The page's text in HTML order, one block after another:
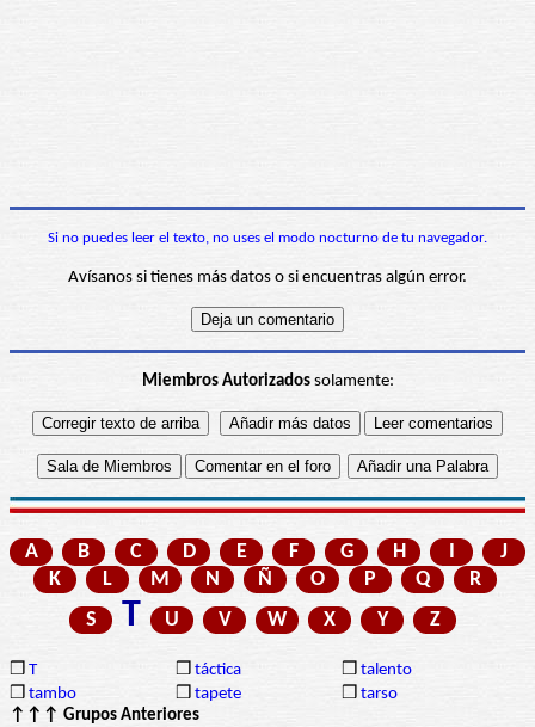
Si no puedes leer el texto, no uses el modo nocturno de tu navegador.
Avísanos si tienes más datos o si encuentras algún error.
Miembros Autorizadossolamente:
A B C D E F G H I
J
K
L M N Ñ O P Q
R
S
T U V W X Y Z
❒ T ❒ táctica ❒ talento
❒ tambo ❒ tapete ❒ tarso
↑↑↑ Grupos Anteriores